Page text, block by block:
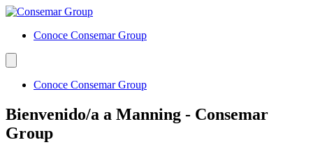
Conoce Consemar Group
Conoce Consemar Group
Bienvenido/a a Manning - Consemar
Group